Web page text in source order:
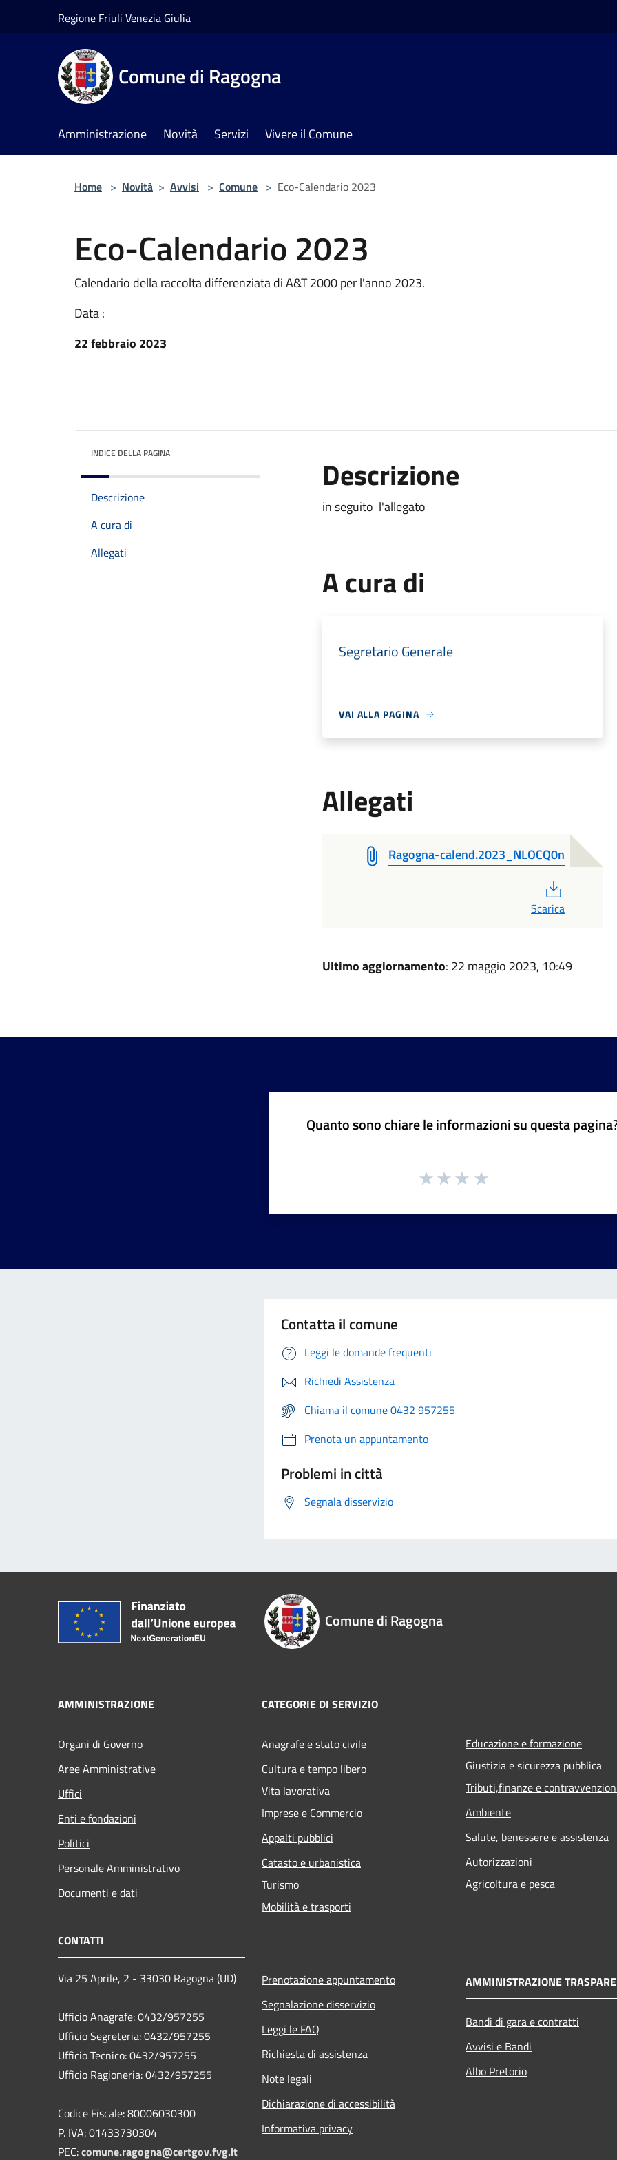
Regione Friuli Venezia Giulia
Comune di Ragogna
Amministrazione Novità Servizi Vivere il Comune
Home > Novità > Avvisi > Comune > Eco-Calendario 2023
Eco-Calendario 2023
Calendario della raccolta differenziata di A&T 2000 per l'anno 2023.
Data :
22 febbraio 2023
INDICE DELLA PAGINA
Descrizione
A cura di
Allegati
Descrizione
in seguito l'allegato
A cura di
Segretario Generale
VAI ALLA PAGINA
Allegati
Ragogna-calend.2023_NLOCQ0n
Scarica
Ultimo aggiornamento: 22 maggio 2023, 10:49
Quanto sono chiare le informazioni su questa
Contatta il comune
Leggi le domande frequenti
Richiedi Assistenza
Chiama il comune 0432 957255
Prenota un appuntamento
Problemi in città
Segnala disservizio
Comune di Ragogna
AMMINISTRAZIONE
Organi di Governo
Aree Amministrative
Uffici
Enti e fondazioni
Politici
Personale Amministrativo
Documenti e dati
CATEGORIE DI SERVIZIO
Anagrafe e stato civile
Cultura e tempo libero
Vita lavorativa
Imprese e Commercio
Appalti pubblici
Catasto e urbanistica
Turismo
Mobilità e trasporti
Educazione e formazione
Giustizia e sicurezza pubblica
Tributi,finanze e
Ambiente
Salute, benessere e assistenza
Autorizzazioni
Agricoltura e pesca
CONTATTI
Via 25 Aprile, 2 - 33030 Ragogna (UD)
Ufficio Anagrafe: 0432/957255
Ufficio Segreteria: 0432/957255
Ufficio Tecnico: 0432/957255
Ufficio Ragioneria: 0432/957255
Codice Fiscale: 80006030300
P. IVA: 01433730304
PEC:comune.ragogna@certgov.fvg.it
Prenotazione appuntamento
Segnalazione disservizio
Leggi le FAQ
Richiesta di assistenza
Note legali
Dichiarazione di accessibilità
Informativa privacy
AMMINISTRAZIONE
Bandi di gara e contratti
Avvisi e Bandi
Albo Pretorio